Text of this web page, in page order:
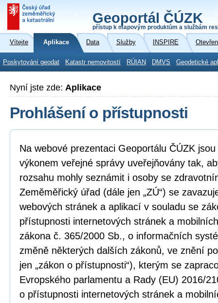
Geoportál ČÚZK
přístup k mapovým produktům a službám
Vítejte Aplikace Data Služby INSPIRE
Poskytování geodat Katastr nemovitostí RÚIAN DMVS Geodetické
Nyní jste zde: Aplikace
Prohlášení o přístupnosti
Na webové prezentaci Geoportálu ČÚZK
výkonem veřejné správy uveřejňovány tak,
rozsahu mohly seznámit i osoby se
Zeměměřický úřad (dále jen „ZÚ“) se
webových stránek a aplikací v souladu se
přístupnosti internetových stránek a
zákona č. 365/2000 Sb., o informačních
změně některých dalších zákonů, ve znění
jen „zákon o přístupnosti“), kterým se
Evropského parlamentu a Rady (EU) 2016/
o přístupnosti internetových stránek a